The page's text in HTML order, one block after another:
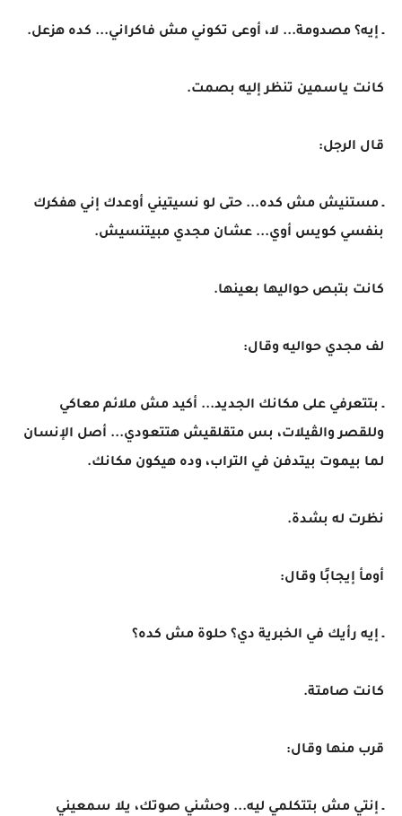
ـ إيه؟ مصدومة... لا، أوعى تكوني مش فاكراني... كده هزعل.
كانت ياسمين تنظر إليه بصمت.
قال الرجل:
ـ مستنيش مش كده... حتى لو نسيتيني أوعدك إني هفكرك
بنفسي كويس أوي... عشان مجدي مبيتنسيش.
كانت بتبص حواليها بعينها.
لف مجدي حواليه وقال:
ـ بتتعرفي على مكانك الجديد... أكيد مش ملائم معاكي
وللقصر والڤيلات، بس متقلقيش هتتعودي... أصل الإنسان
لما بيموت بيتدفن في التراب، وده هيكون مكانك.
نظرت له بشدة.
أومأ إيجابًا وقال:
ـ إيه رأيك في الخبرية دي؟ حلوة مش كده؟
كانت صامتة.
قرب منها وقال:
ـ إنتي مش بتتكلمي ليه... وحشني صوتك، يلا سمعيني